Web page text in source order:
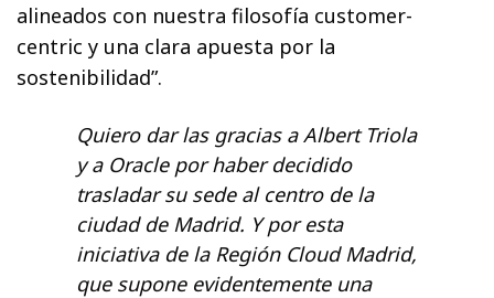
alineados con nuestra filosofía customer-
centric y una clara apuesta por la
sostenibilidad”.
Quiero dar las gracias a Albert Triola
y a Oracle por haber decidido
trasladar su sede al centro de la
ciudad de Madrid. Y por esta
iniciativa de la Región Cloud Madrid,
que supone evidentemente una